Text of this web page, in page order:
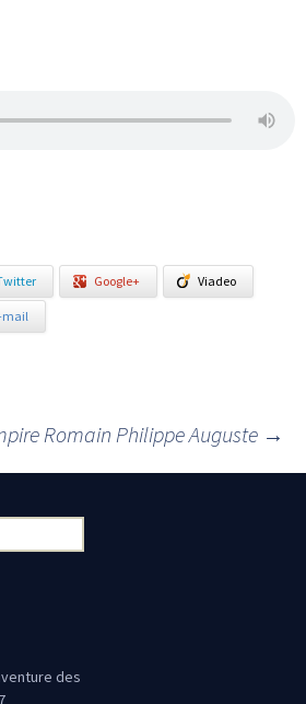
Google+ Viadeo
mail
des articles
Romain Philippe Auguste →
des